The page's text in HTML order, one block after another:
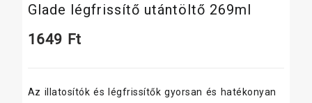
Glade légfrissítő utántöltő 269ml
1649 Ft
Az illatosítók és légfrissítők gyorsan és hatékonyan